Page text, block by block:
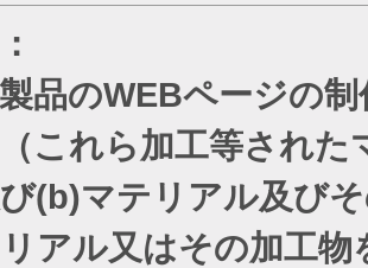
のWEBページの制
これら加工等され
(b)マテリアル及び
ル又はその加工物